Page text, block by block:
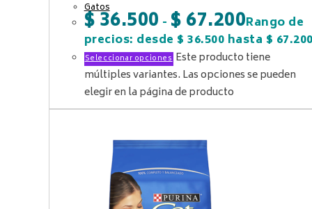
Gatos
$36.500 - $67.200Rango de
precios: desde $ 36.500 hasta $
Seleccionar opciones Este producto tiene
múltiples variantes. Las opciones se pueden
elegir en la página de producto